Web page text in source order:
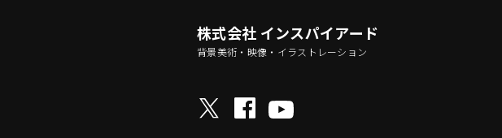
株式会社 インスパイアード
背景美術・映像・イラストレーション